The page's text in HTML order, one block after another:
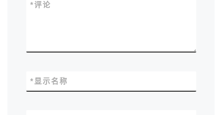
评论
*
显示名称
*